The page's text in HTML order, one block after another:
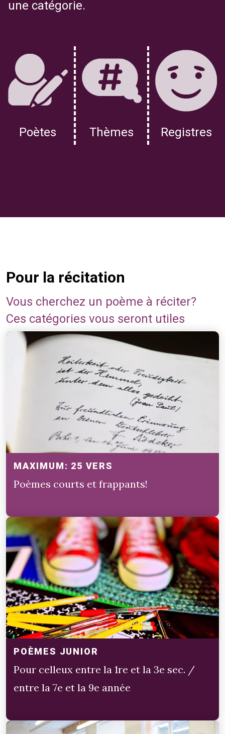
une catégorie.
Poètes Thèmes Registres
Pour la récitation
Vous cherchez un poème à réciter?
Ces catégories vous seront utiles
MAXIMUM: 25 VERS
Poèmes courts et frappants!
POÈMES JUNIOR
Pour celleux entre la 1re et la 3e sec. /
entre la 7e et la 9e année